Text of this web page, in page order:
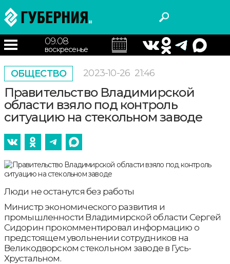
09.08
воскресенье
ОБЩЕСТВО 2023-10-26 21:46
Правительство Владимирской
области взяло под контроль
ситуацию на стекольном заводе
Люди не останутся без работы
Министр экономического развития и
промышленности Владимирской области Сергей
Сидорин прокомментировал информацию о
предстоящем увольнении сотрудников на
Великодворском стекольном заводе в Гусь-
Хрустальном.